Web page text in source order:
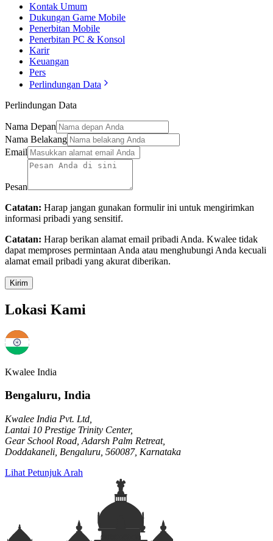
Kontak Umum
Dukungan Game Mobile
Penerbitan Mobile
Penerbitan PC & Konsol
Karir
Keuangan
Pers
Perlindungan Data
Perlindungan Data
Nama Depan
Nama Belakang
Email
Pesan
Catatan: Harap jangan gunakan formulir ini untuk mengirimkan
informasi pribadi yang sensitif.
Catatan: Harap berikan alamat email pribadi Anda. Kwalee tidak
dapat memproses permintaan Anda atau menghubungi Anda kecuali
alamat email pribadi yang akurat diberikan.
Kirim
Lokasi Kami
Kwalee India
Bengaluru, India
Kwalee India Pvt. Ltd,
Lantai 10 Prestige Trinity Center,
Gear School Road, Adarsh Palm Retreat,
Doddakaneli, Bengaluru, 560087, Karnataka
Lihat Petunjuk Arah